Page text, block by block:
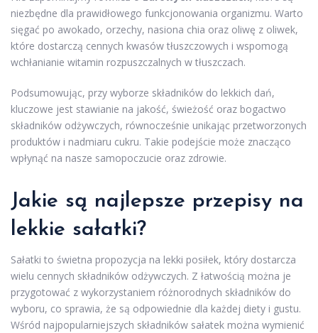
niezbędne dla prawidłowego funkcjonowania organizmu. Warto
sięgać po awokado, orzechy, nasiona chia oraz oliwę z oliwek,
które dostarczą cennych kwasów tłuszczowych i wspomogą
wchłanianie witamin rozpuszczalnych w tłuszczach.
Podsumowując, przy wyborze składników do lekkich dań,
kluczowe jest stawianie na jakość, świeżość oraz bogactwo
składników odżywczych, równocześnie unikając przetworzonych
produktów i nadmiaru cukru. Takie podejście może znacząco
wpłynąć na nasze samopoczucie oraz zdrowie.
Jakie są najlepsze przepisy na
lekkie sałatki?
Sałatki to świetna propozycja na lekki posiłek, który dostarcza
wielu cennych składników odżywczych. Z łatwością można je
przygotować z wykorzystaniem różnorodnych składników do
wyboru, co sprawia, że są odpowiednie dla każdej diety i gustu.
Wśród najpopularniejszych składników sałatek można wymienić